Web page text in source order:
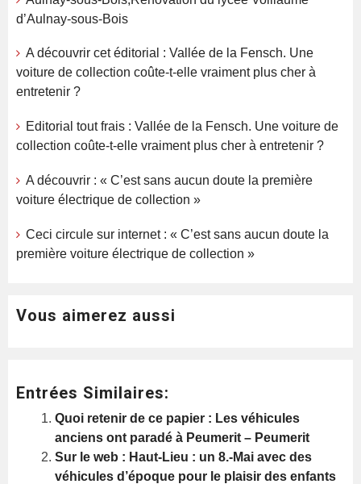
d’Aulnay-sous-Bois
A découvrir cet éditorial : Vallée de la Fensch. Une
voiture de collection coûte-t-elle vraiment plus cher à
entretenir ?
Editorial tout frais : Vallée de la Fensch. Une voiture de
collection coûte-t-elle vraiment plus cher à entretenir ?
A découvrir : « C’est sans aucun doute la première
voiture électrique de collection »
Ceci circule sur internet : « C’est sans aucun doute la
première voiture électrique de collection »
Vous aimerez aussi
Entrées Similaires:
Quoi retenir de ce papier : Les véhicules
anciens ont paradé à Peumerit – Peumerit
Sur le web : Haut-Lieu : un 8.-Mai avec des
véhicules d’époque pour le plaisir des enfants